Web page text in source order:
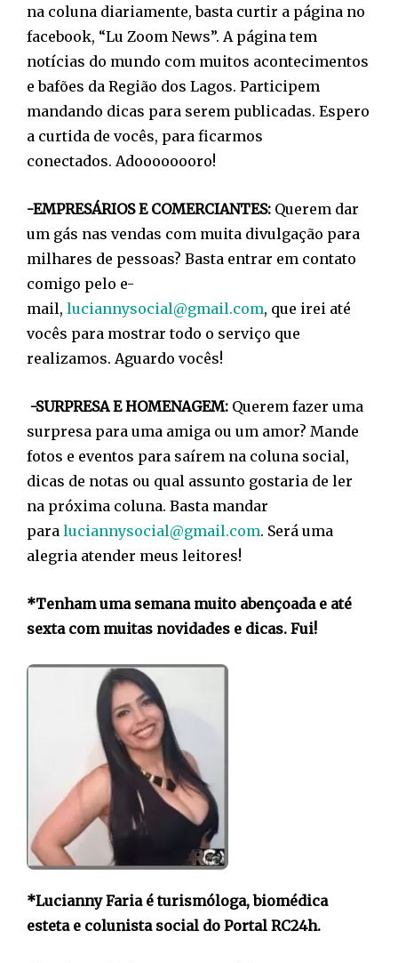
na coluna diariamente, basta curtir a página no
facebook, “Lu Zoom News”. A página tem
notícias do mundo com muitos acontecimentos
e bafões da Região dos Lagos. Participem
mandando dicas para serem publicadas. Espero
a curtida de vocês, para ficarmos
conectados. Adoooooooro!
-EMPRESÁRIOS E COMERCIANTES: Querem dar
um gás nas vendas com muita divulgação para
milhares de pessoas? Basta entrar em contato
comigo pelo e-
mail, luciannysocial@gmail.com, que irei até
vocês para mostrar todo o serviço que
realizamos. Aguardo vocês!
-SURPRESA E HOMENAGEM: Querem fazer uma
surpresa para uma amiga ou um amor? Mande
fotos e eventos para saírem na coluna social,
dicas de notas ou qual assunto gostaria de ler
na próxima coluna. Basta mandar
para luciannysocial@gmail.com. Será uma
alegria atender meus leitores!
*Tenham uma semana muito abençoada e até
sexta com muitas novidades e dicas. Fui!
*Lucianny Faria é turismóloga, biomédica
esteta e colunista social do Portal RC24h.